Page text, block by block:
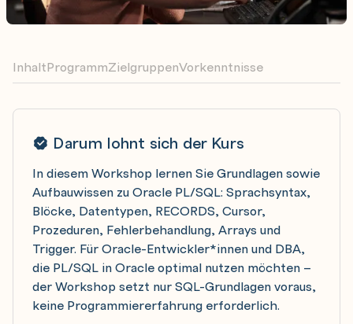
Darum lohnt sich der Kurs
In diesem Workshop lernen Sie Grundlagen sowie
Aufbauwissen zu Oracle PL/SQL: Sprachsyntax,
Blöcke, Datentypen, RECORDS, Cursor,
Prozeduren, Fehlerbehandlung, Arrays und
Trigger. Für Oracle-Entwickler*innen und DBA,
die PL/SQL in Oracle optimal nutzen möchten –
der Workshop setzt nur SQL-Grundlagen voraus,
keine Programmiererfahrung erforderlich.
InhaltProgrammZielgruppenVorkenntnisse